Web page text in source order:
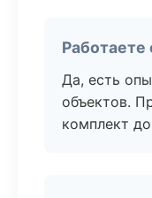
Да, есть
объектов.
комплект